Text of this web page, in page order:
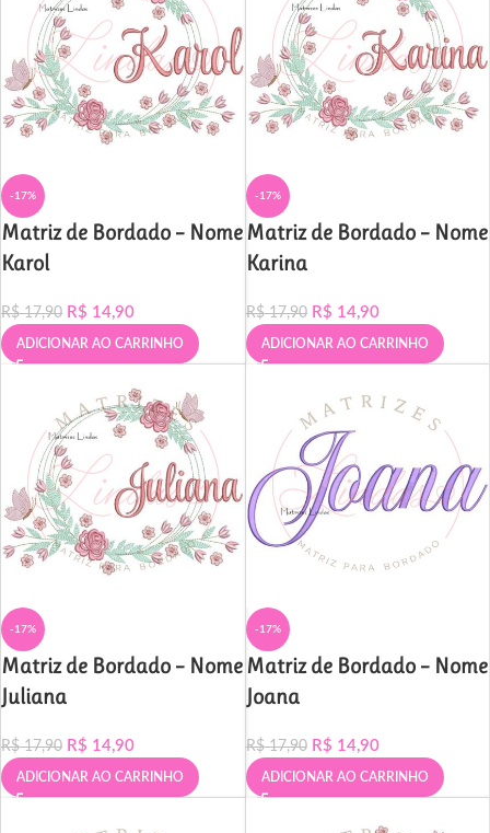
-17%
Matriz de Bordado – Nome
Karol
R$17,90 R$ 14,90
ADICIONAR AO CARRINHO
-17%
Matriz de Bordado – Nome
Karina
R$17,90 R$ 14,90
ADICIONAR AO CARRINHO
-17%
Matriz de Bordado – Nome
Juliana
R$17,90 R$ 14,90
ADICIONAR AO CARRINHO
-17%
Matriz de Bordado – Nome
Joana
R$17,90 R$ 14,90
ADICIONAR AO CARRINHO